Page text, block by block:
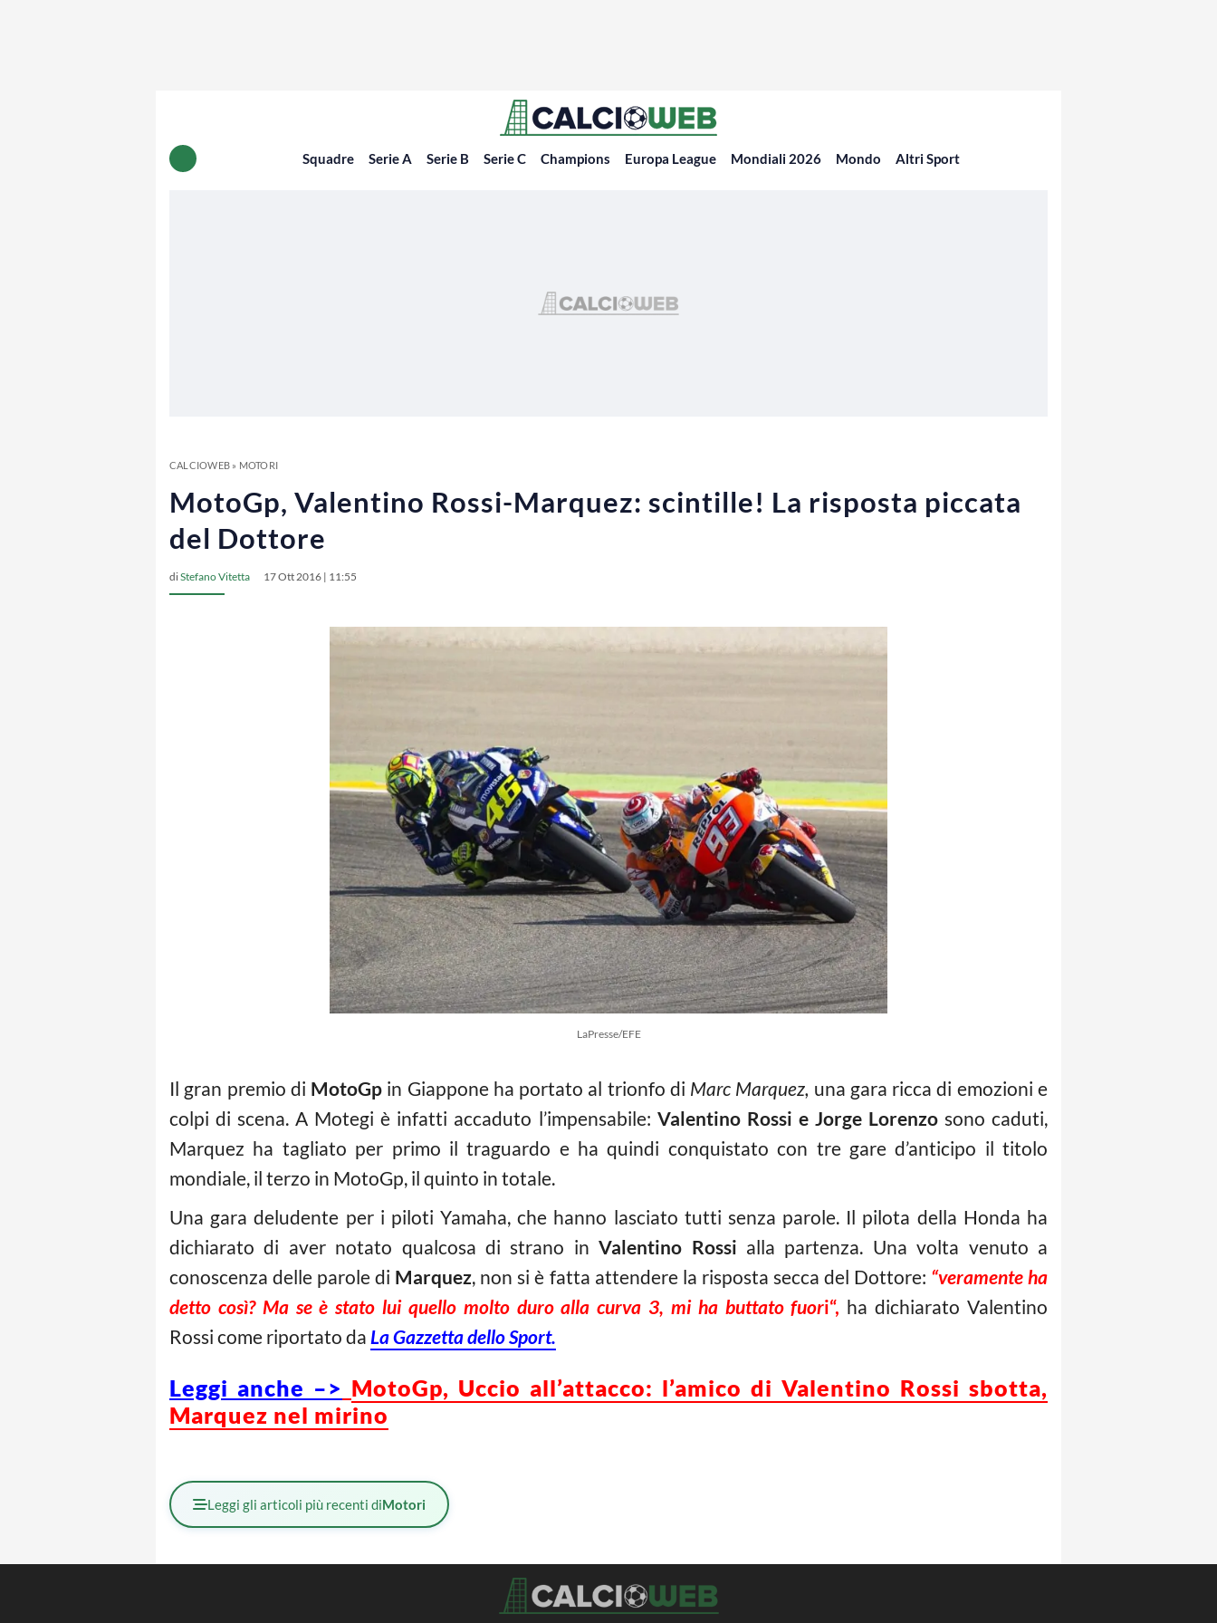
Squadre Serie A Serie B Serie C Champions Europa League Mondiali 2026 Mondo Altri Sport
CALCIOWEB» MOTORI
MotoGp, Valentino Rossi-Marquez: scintille! La risposta piccata
del Dottore
diStefano Vitetta 17 Ott 2016 | 11:55
LaPresse/EFE
Il gran premio di MotoGp in Giappone ha portato al trionfo di Marc Marquez, una gara ricca di emozioni e
colpi di scena. A Motegi è infatti accaduto l’impensabile: Valentino Rossi e Jorge Lorenzosono caduti,
Marquez ha tagliato per primo il traguardo e ha quindi conquistato con tre gare d’anticipo il titolo
mondiale, il terzo in MotoGp, il quinto in totale.
Una gara deludente per i piloti Yamaha, che hanno lasciato tutti senza parole. Il pilota della Honda ha
dichiarato di aver notato qualcosa di strano in Valentino Rossi alla partenza. Una volta venuto a
conoscenza delle parole di Marquez, non si è fatta attendere la risposta secca del Dottore: “veramente ha
detto così? Ma se è stato lui quello molto duro alla curva 3, mi ha buttato fuori“, ha dichiarato Valentino
Rossi come riportato da La Gazzetta dello Sport.
Leggi anche –> MotoGp, Uccio all’attacco: l’amico di Valentino Rossi sbotta,
Marquez nel mirino
Leggi gli articoli più recenti diMotori